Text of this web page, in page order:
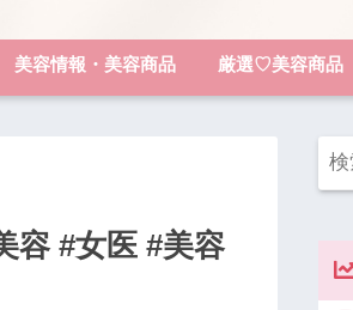
美容情報・美容商品 厳選♡美容商品
容 #女医 #美容